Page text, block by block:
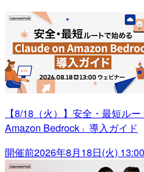
【8/18（火）】安全・最短ル
Amazon Bedrock」導入ガイド
開催前2026年8月18日(火) 13:00